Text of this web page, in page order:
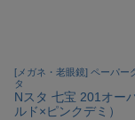
[メガネ・老眼鏡] ペーパ
タ
Nスタ 七宝 201オー
ルド×ピンクデミ）